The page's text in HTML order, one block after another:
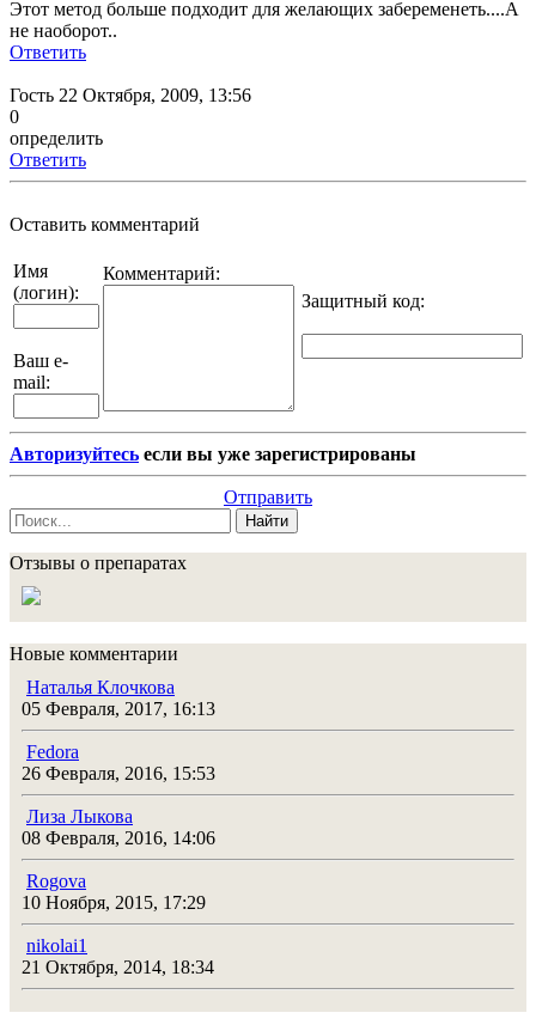
Этот метод больше подходит для желающих забеременеть....А
не наоборот..
Ответить
Гость 22 Октября, 2009, 13:56
0
определить
Ответить
Оставить комментарий
Имя
(логин):
Ваш e-
mail:
Комментарий:
Защитный код:
Авторизуйтесь если вы уже зарегистрированы
Отправить
Найти
Отзывы о препаратах
Новые комментарии
Наталья Клочкова
05 Февраля, 2017, 16:13
Fedora
26 Февраля, 2016, 15:53
Лиза Лыкова
08 Февраля, 2016, 14:06
Rogova
10 Ноября, 2015, 17:29
nikolai1
21 Октября, 2014, 18:34